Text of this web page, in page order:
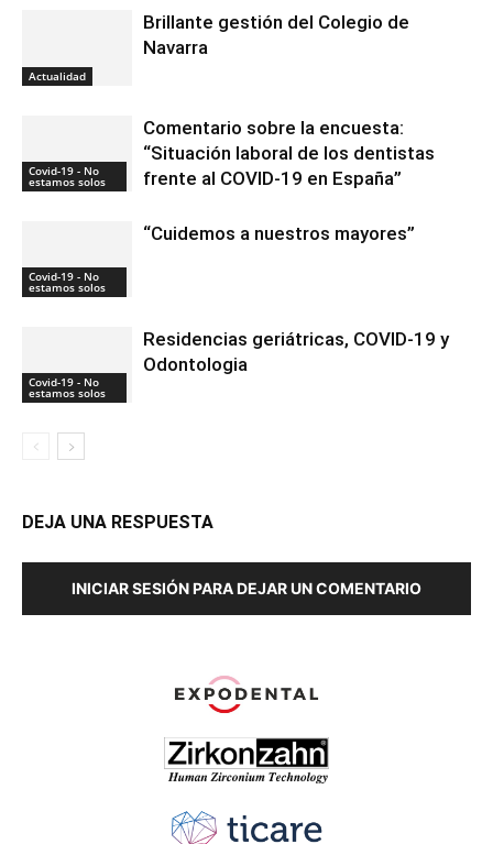
Actualidad
Brillante gestión del Colegio de
Navarra
Covid-19 - No
estamos solos
Comentario sobre la encuesta:
“Situación laboral de los dentistas
frente al COVID-19 en España”
Covid-19 - No
estamos solos
“Cuidemos a nuestros mayores”
Covid-19 - No
estamos solos
Residencias geriátricas, COVID-19 y
Odontologia
DEJA UNA RESPUESTA
INICIAR SESIÓN PARA DEJAR UN COMENTARIO